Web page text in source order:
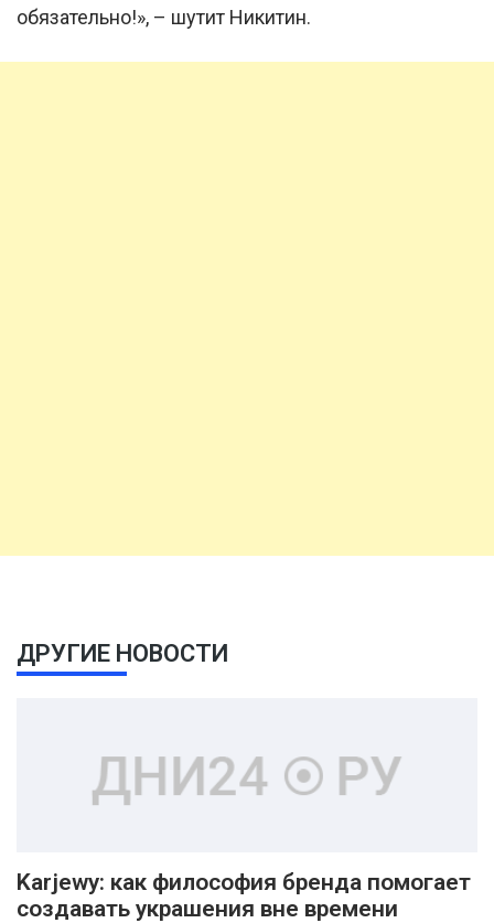
обязательно!», – шутит Никитин.
ДРУГИЕ НОВОСТИ
Karjewy: как философия бренда помогает
создавать украшения вне времени